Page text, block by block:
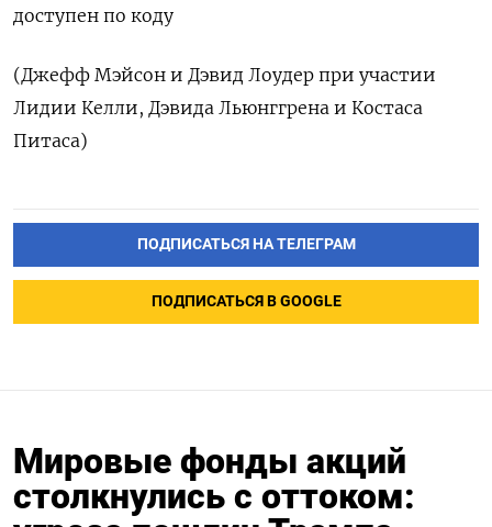
доступен по коду
(Джефф Мэйсон и Дэвид Лоудер при участии
Лидии Келли, Дэвида Льюнггрена и Костаса
Питаса)
ПОДПИСАТЬСЯ НА ТЕЛЕГРАМ
ПОДПИСАТЬСЯ В GOOGLE
Мировые фонды акций
столкнулись с оттоком: